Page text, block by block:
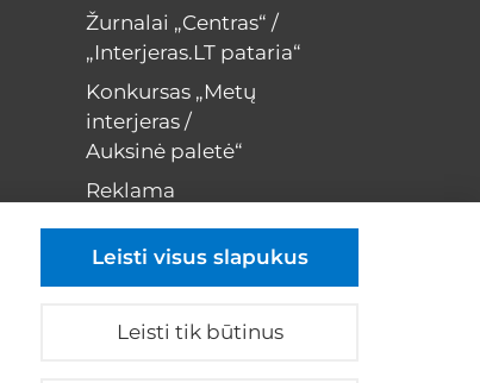
Žurnalai „Centras“ /
„Interjeras.LT pataria“
Konkursas „Metų
interjeras /
Auksinė paletė“
Reklama
Kontaktai
Leisti visus slapukus
Leisti tik būtinus